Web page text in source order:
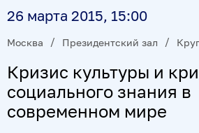
26 марта 2015, 15:00
Москва Президентский зал
Кризис культуры и
социального знания в
современном мире